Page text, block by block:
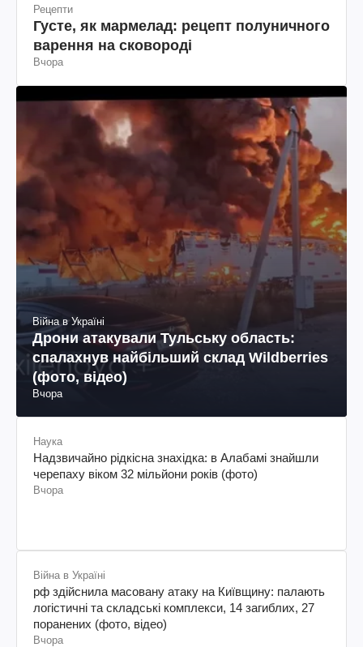
Рецепти
Густе, як мармелад: рецепт полуничного
варення на сковороді
Вчора
Війна в Україні
Дрони атакували Тульську область:
спалахнув найбільший склад Wildberries
(фото, відео)
Вчора
Наука
Надзвичайно рідкісна знахідка: в Алабамі знайшли
черепаху віком 32 мільйони років (фото)
Вчора
Війна в Україні
рф здійснила масовану атаку на Київщину: палають
логістичні та складські комплекси, 14 загиблих, 27
поранених (фото, відео)
Вчора